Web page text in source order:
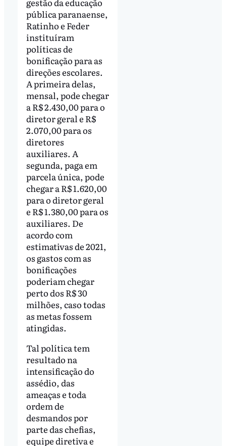
pública paranaense,
Ratinho e Feder
instituíram
políticas de
bonificação para as
direções escolares.
A primeira delas,
mensal, pode chegar
a R$ 2.430,00 para o
diretor geral e R$
2.070,00 para os
diretores
auxiliares. A
segunda, paga em
parcela única, pode
chegar a R$ 1.620,00
para o diretor geral
e R$ 1.380,00 para os
auxiliares. De
acordo com
estimativas de 2021,
os gastos com as
bonificações
poderiam chegar
perto dos R$ 30
milhões, caso todas
as metas fossem
atingidas.
Tal política tem
resultado na
intensificação do
assédio, das
ameaças e toda
ordem de
desmandos por
parte das chefias,
equipe diretiva e